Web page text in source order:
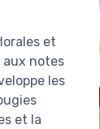
et
aux notes
les
et la